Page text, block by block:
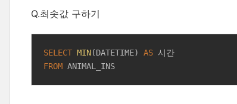
Q.최솟값 구하기
SELECT MIN(DATETIME) AS
FROM ANIMAL_INS